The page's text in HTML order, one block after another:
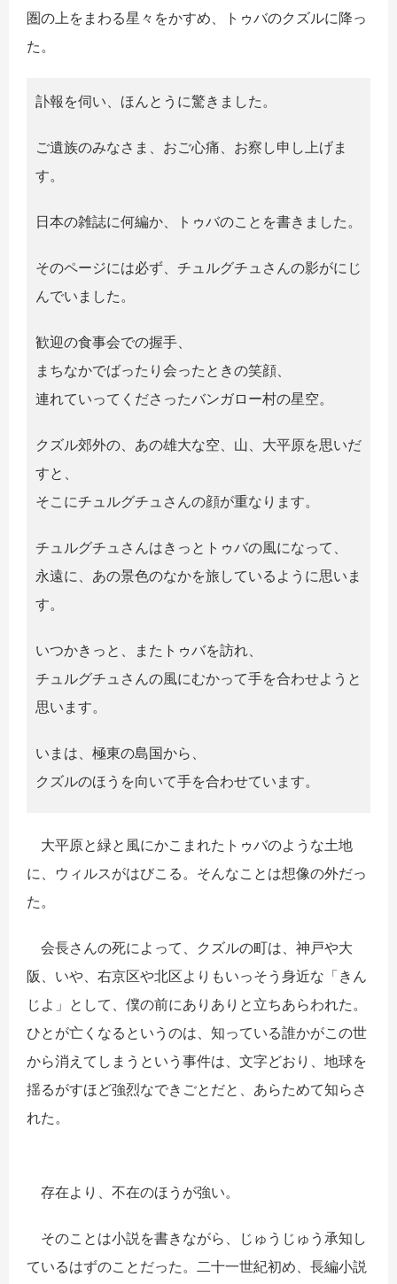
圏の上をまわる星々をかすめ、トゥバのクズルに降っ
た。
訃報を伺い、ほんとうに驚きました。
ご遺族のみなさま、おご心痛、お察し申し上げま
す。
日本の雑誌に何編か、トゥバのことを書きました。
そのページには必ず、チュルグチュさんの影がにじ
んでいました。
歓迎の食事会での握手、
まちなかでばったり会ったときの笑顔、
連れていってくださったバンガロー村の星空。
クズル郊外の、あの雄大な空、山、大平原を思いだ
すと、
そこにチュルグチュさんの顔が重なります。
チュルグチュさんはきっとトゥバの風になって、
永遠に、あの景色のなかを旅しているように思いま
す。
いつかきっと、またトゥバを訪れ、
チュルグチュさんの風にむかって手を合わせようと
思います。
いまは、極東の島国から、
クズルのほうを向いて手を合わせています。
大平原と緑と風にかこまれたトゥバのような土地
に、ウィルスがはびこる。そんなことは想像の外だっ
た。
会長さんの死によって、クズルの町は、神戸や大
阪、いや、右京区や北区よりもいっそう身近な「きん
じよ」として、僕の前にありありと立ちあらわれた。
ひとが亡くなるというのは、知っている誰かがこの世
から消えてしまうという事件は、文字どおり、地球を
揺るがすほど強烈なできごとだと、あらためて知らさ
れた。
存在より、不在のほうが強い。
そのことは小説を書きながら、じゅうじゅう承知し
ているはずのことだった。二十一世紀初め、長編小説